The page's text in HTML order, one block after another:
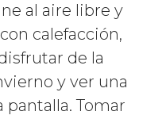
al aire libre y
calefacción,
de la
y ver una
pantalla. Tomar